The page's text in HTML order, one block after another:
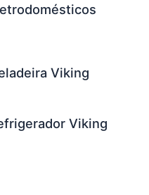
Viking
Viking